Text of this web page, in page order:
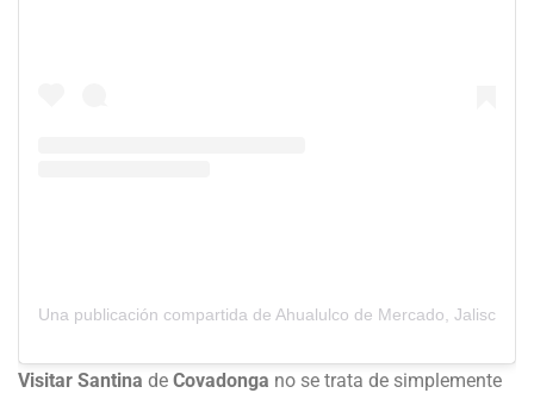
Una publicación compartida de Ahualulco de Mercado, Jalisco
Visitar Santina de Covadonga no se trata de simplemente